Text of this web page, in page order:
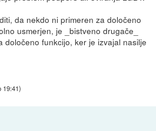
da nekdo ni primeren za določeno
usmerjen, je _bistveno drugače_
določeno funkcijo, ker je izvajal nasilje
19:41)